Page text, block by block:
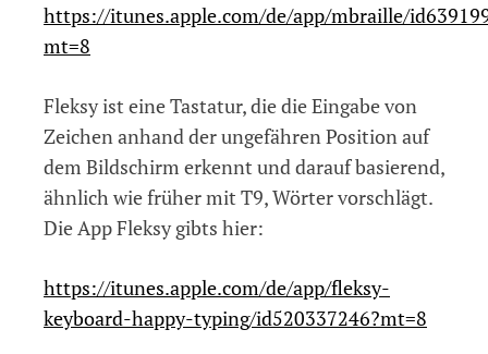
https://itunes.apple.com/de/app/mbraille/
mt=8
Fleksy ist eine Tastatur, die die Eingabe von
Zeichen anhand der ungefähren Position auf
dem Bildschirm erkennt und darauf basierend,
ähnlich wie früher mit T9, Wörter vorschlägt.
Die App Fleksy gibts hier:
https://itunes.apple.com/de/app/fleksy-
keyboard-happy-typing/id520337246?mt=8